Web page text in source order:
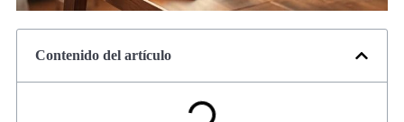
Contenido del artículo